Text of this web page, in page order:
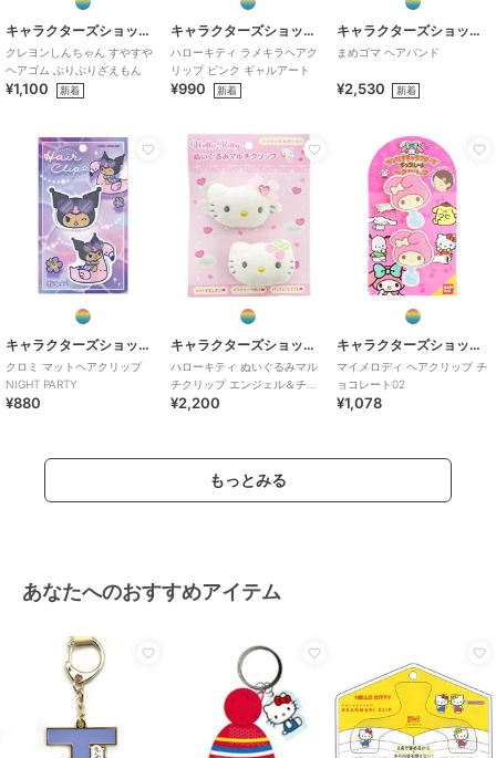
キャラクターズショップ ラフラフ
クレヨンしんちゃん すやすや
ヘアゴム ぶりぶりざえもん
¥1,100 新着
キャラクターズショップ ラフラフ
ハローキティ ラメキラヘアク
リップ ピンク ギャルアート
¥990 新着
キャラクターズショップ ラフラフ
まめゴマ ヘアバンド
¥2,530 新着
キャラクターズショップ ラフラフ
クロミ マットヘアクリップ
NIGHT PARTY
¥880
キャラクターズショップ ラフラフ
ハローキティ ぬいぐるみマル
チクリップ エンジェル＆チェ
リー
¥2,200
キャラクターズショップ ラフラフ
マイメロディ ヘアクリップ チ
ョコレート02
¥1,078
もっとみる
あなたへのおすすめアイテム